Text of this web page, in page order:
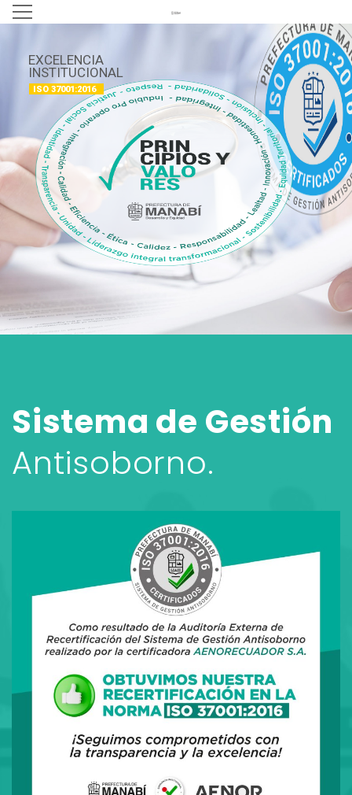
EXCELENCIA
INSTITUCIONAL
ISO 37001:2016
Sistema de Gestión
Antisoborno.